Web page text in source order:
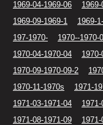
1969-04-1969-06
1969-09-1969-1
1969-
197-1970-
1970--1970-
1970-04-1970-04
1970-09-1970-09-2
1970-11-1970s
1971-
1971-03-1971-04
1971-08-1971-09